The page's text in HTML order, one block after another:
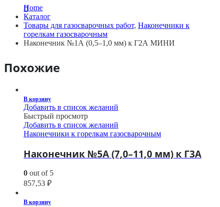
Home
Каталог
Товары для газосварочных работ, Наконечники к
горелкам газосварочным
Наконечник №1А (0,5–1,0 мм) к Г2А МИНИ
Похожие
В корзину
Добавить в список желаний
Быстрый просмотр
Добавить в список желаний
Наконечники к горелкам газосварочным
Наконечник №5А (7,0–11,0 мм) к Г3А
0 out of 5
857,53 ₽
В корзину